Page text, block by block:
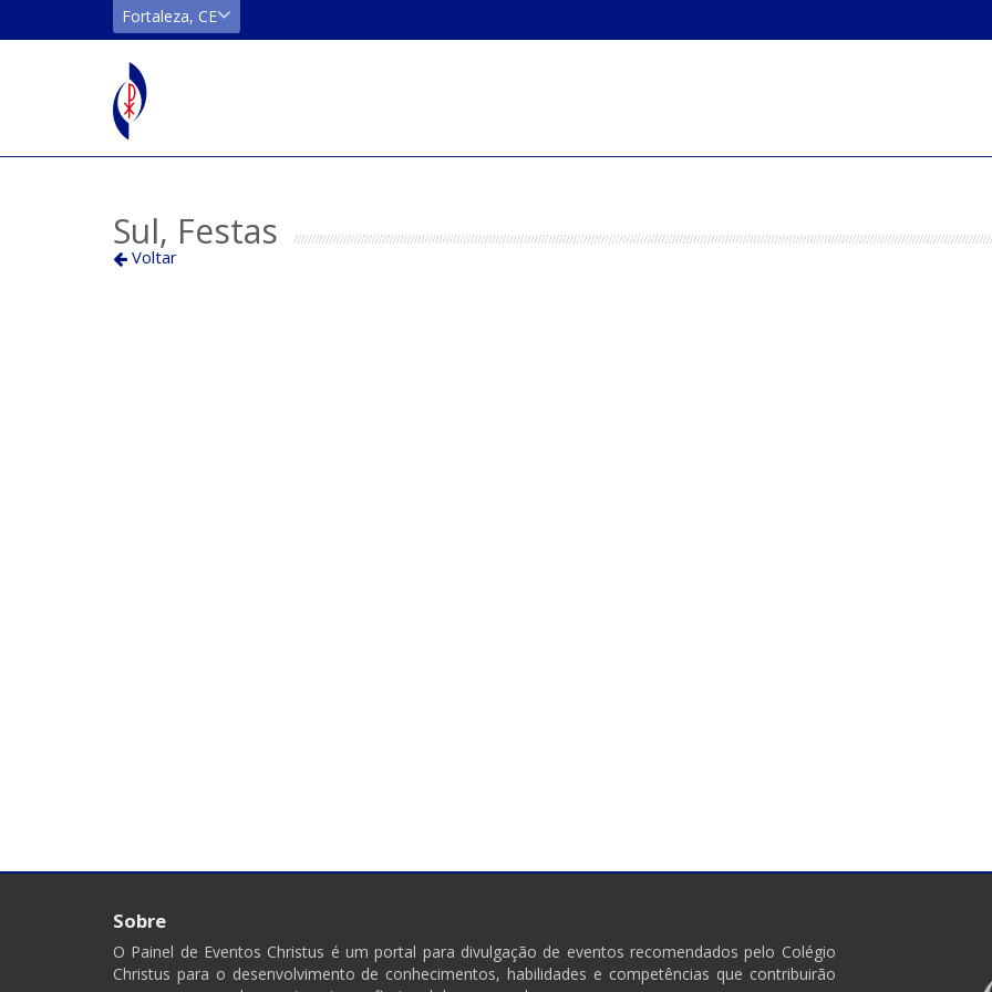
CE
Fortaleza
Fortaleza, CE
Localizar
Sul, Festas
Voltar
Sobre
O Painel de Eventos Christus é um portal para divulgação de eventos recomendados pelo Colégio
Christus para o desenvolvimento de conhecimentos, habilidades e competências que contribuirão